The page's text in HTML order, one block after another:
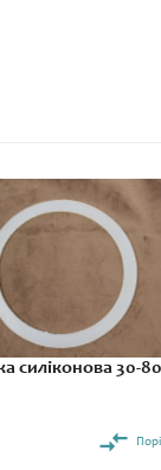
силіконова 30-